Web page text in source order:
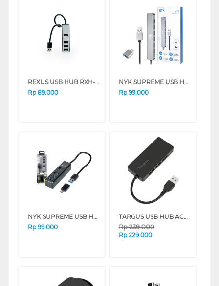
REXUS USB HUB RXH-329
Rp 89.000
NYK SUPREME USB HUB 7 PORT UH3-NV10 USB HUB V.3.0/2.0
Rp 99.000
NYK SUPREME USB HUB V3.0 4 PORT UC-01
Rp 99.000
TARGUS USB HUB ACH154AP
Rp239.000
Rp 229.000